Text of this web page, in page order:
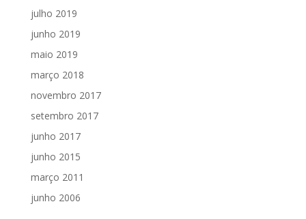
julho 2019
junho 2019
maio 2019
março 2018
novembro 2017
setembro 2017
junho 2017
junho 2015
março 2011
junho 2006